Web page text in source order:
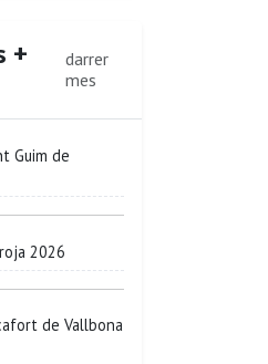
+
darrer
mes
Guim de
2026
de Vallbona